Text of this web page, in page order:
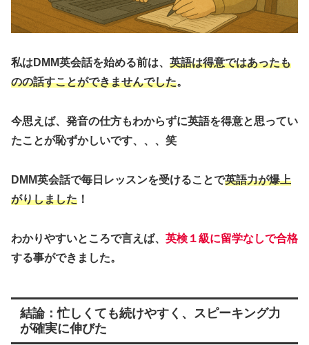
私はDMM英会話を始める前は、 英語は得意ではあったも
のの話すことができませんでした。
今思えば、発音の仕方もわからずに英語を得意と思ってい
たことが恥ずかしいです、、、笑
DMM英会話で毎日レッスンを受けることで英語力が爆上
がりしました ！
わかりやすいところで言えば、 英検１級に留学なしで合格
する事ができました。
結論：忙しくても続けやすく、スピーキング力
が確実に伸びた